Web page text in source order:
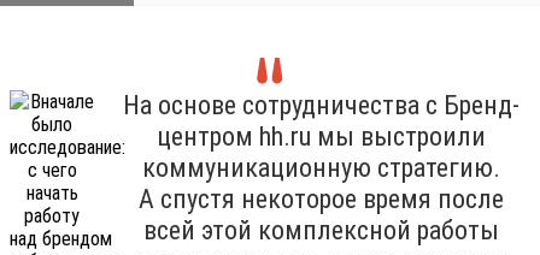
На основе сотрудничества с Бренд-
центром hh.ru мы выстроили
коммуникационную стратегию.
А спустя некоторое время после
всей этой комплексной работы